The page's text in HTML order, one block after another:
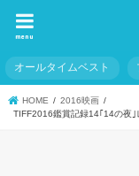
menu
オールタイムベスト
HOME
2016映画
TIFF2016鑑賞記録14｢14の夜